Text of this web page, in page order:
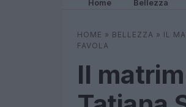
Home Bellezza
HOME » BELLEZZA » IL
FAVOLA
Il